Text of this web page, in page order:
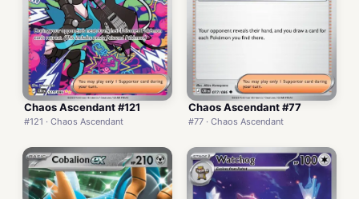
Chaos Ascendant #121
#121 · Chaos Ascendant
Chaos Ascendant #77
#77 · Chaos Ascendant